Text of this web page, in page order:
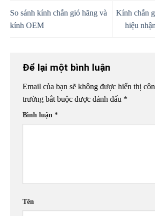
So sánh kính chắn gió hãng và
kính OEM
Kính chắn
hiệu
Để lại một bình luận
Email của bạn sẽ không được hiển thị
trường bắt buộc được đánh dấu *
Bình luận *
Tên